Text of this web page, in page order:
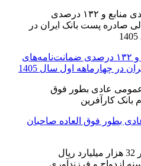
افزایش ۷۰ درصدی منابع و ۱۳۲ درصدی ضمانت‌نامه‌های
در چهارماهه اول سال 1405
بطور فوق العاده صاحبان